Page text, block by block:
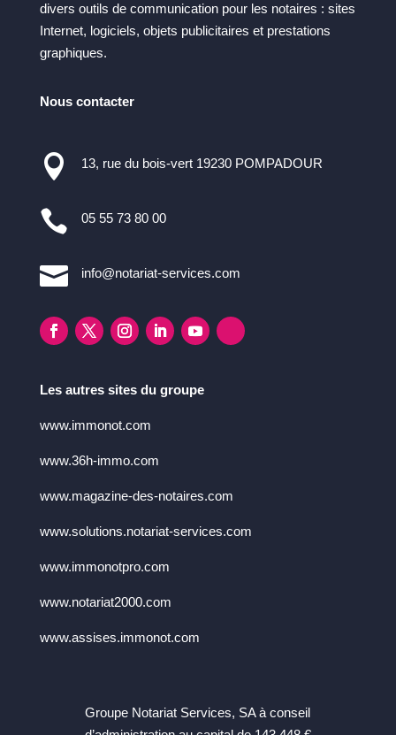
divers outils de communication pour les notaires : sites
Internet, logiciels, objets publicitaires et prestations
graphiques.
Nous contacter
 13, rue du bois-vert 19230 POMPADOUR
 05 55 73 80 00
 info@notariat-services.com
Les autres sites du groupe
www.immonot.com
www.36h-immo.com
www.magazine-des-notaires.com
www.solutions.notariat-services.com
www.immonotpro.com
www.notariat2000.com
www.assises.immonot.com
Groupe Notariat Services, SA à conseil